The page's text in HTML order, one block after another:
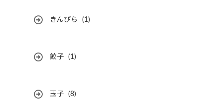
きんぴら (1)
餃子 (1)
玉子 (8)